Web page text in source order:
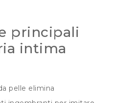
principali
intima
pelle elimina